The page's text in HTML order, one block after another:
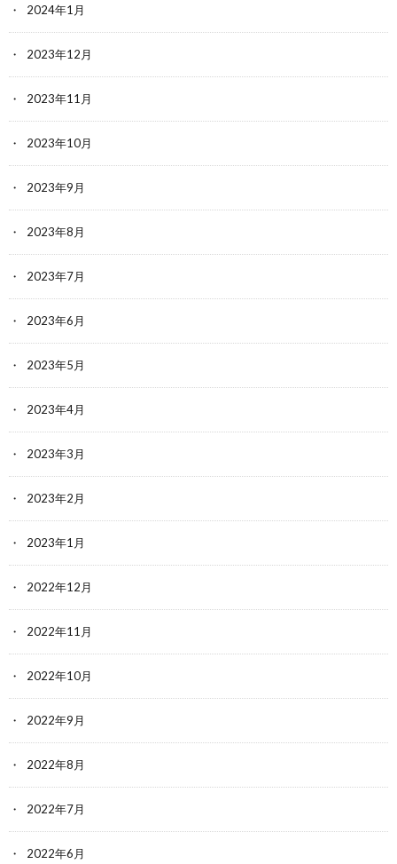
2024年1月
2023年12月
2023年11月
2023年10月
2023年9月
2023年8月
2023年7月
2023年6月
2023年5月
2023年4月
2023年3月
2023年2月
2023年1月
2022年12月
2022年11月
2022年10月
2022年9月
2022年8月
2022年7月
2022年6月